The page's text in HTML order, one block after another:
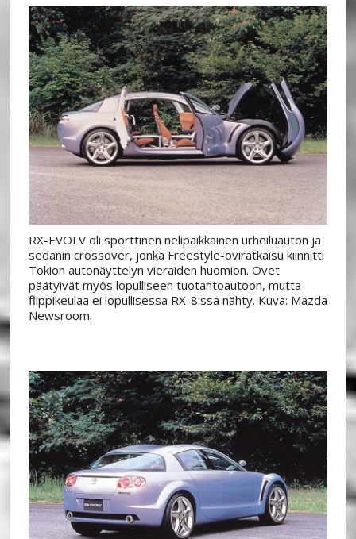
RX-EVOLV oli sporttinen nelipaikkainen urheiluauton ja
sedanin crossover, jonka Freestyle-oviratkaisu kiinnitti
Tokion autonäyttelyn vieraiden huomion. Ovet
päätyivät myös lopulliseen tuotantoautoon, mutta
flippikeulaa ei lopullisessa RX-8:ssa nähty. Kuva: Mazda
Newsroom.